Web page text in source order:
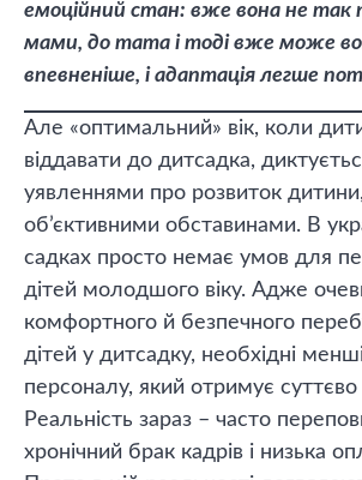
емоційний стан: вже вона не так
мами, до тата і тоді вже може
впевненіше, і адаптація легше
Але «оптимальний» вік, коли
віддавати до дитсадка,
уявленнями про розвиток дитини,
об’єктивними обставинами. В
садках просто немає умов для
дітей молодшого віку. Адже
комфортного й безпечного
дітей у дитсадку, необхідні
персоналу, який отримує
Реальність зараз – часто
хронічний брак кадрів і низька